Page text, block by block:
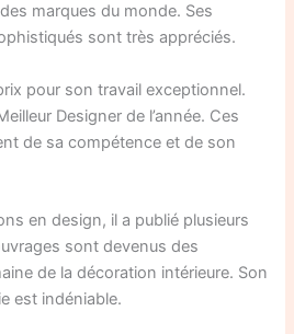
marques du monde. Ses
sont très appréciés.
pour son travail exceptionnel.
Designer de l’année. Ces
de sa compétence et de son
en design, il a publié plusieurs
sont devenus des
de la décoration intérieure. Son
est indéniable.